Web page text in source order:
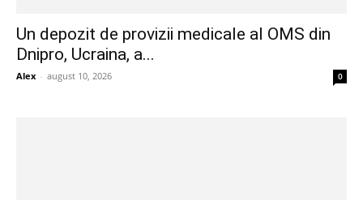
Un depozit de provizii medicale al OMS din
Dnipro, Ucraina, a...
Alex - august 10, 2026 0